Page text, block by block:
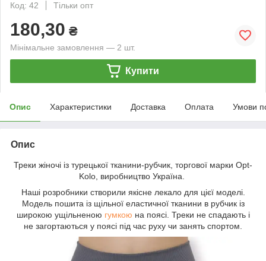
Код: 42
Тільки опт
180,30 ₴
Мінімальне замовлення — 2 шт.
Купити
Опис Характеристики Доставка Оплата Умови
Опис
Треки жіночі із турецької тканини-рубчик, торгової марки Opt-
Kolo, виробництво Україна.
Наші розробники створили якісне лекало для цієї моделі.
Модель пошита із щільної еластичної тканини в рубчик із
широкою ущільненою гумкою на поясі. Треки не спадають і
не загортаються у поясі під час руху чи занять спортом.